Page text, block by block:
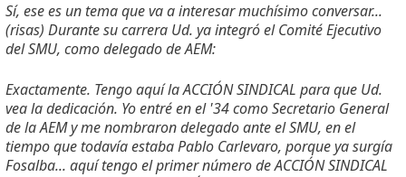
Sí, ese es un tema que va a interesar muchísimo conversar...
(risas) Durante su carrera Ud. ya integró el Comité Ejecutivo
del SMU, como delegado de AEM:
Exactamente. Tengo aquí la ACCIÓN SINDICAL para que Ud.
vea la dedicación. Yo entré en el '34 como Secretario General
de la AEM y me nombraron delegado ante el SMU, en el
tiempo que todavía estaba Pablo Carlevaro, porque ya surgía
Fosalba... aquí tengo el primer número de ACCIÓN SINDICAL